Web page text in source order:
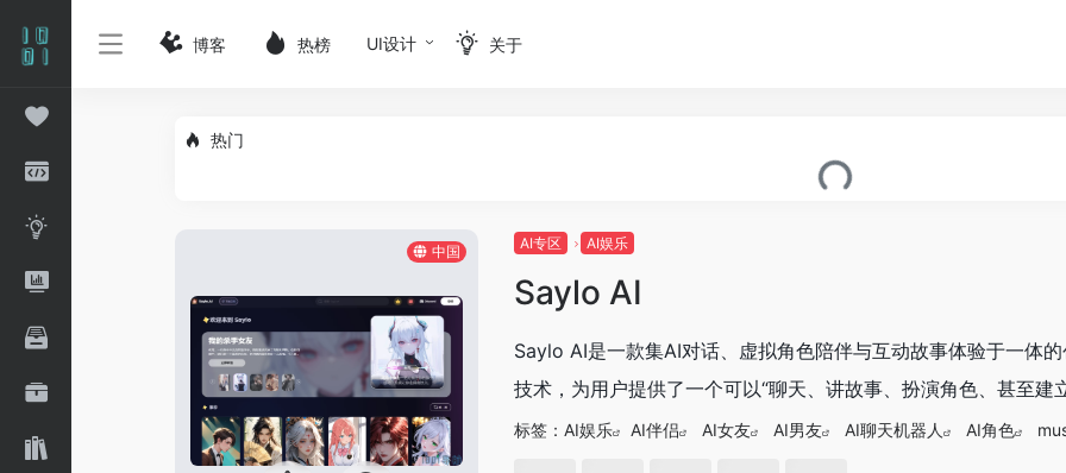
博客 热榜 UI设计 关于
热门
中国 AI专区 AI娱乐
Saylo AI
‌Saylo AI‌是一款集AI对话、虚拟角色陪伴与互动故事体验于一体
技术，为用户提供了一个可以“聊天、讲故事、扮演角色、甚至建
标签： AI娱乐 AI伴侣 AI女友 AI男友 AI聊天机器人 AI角色